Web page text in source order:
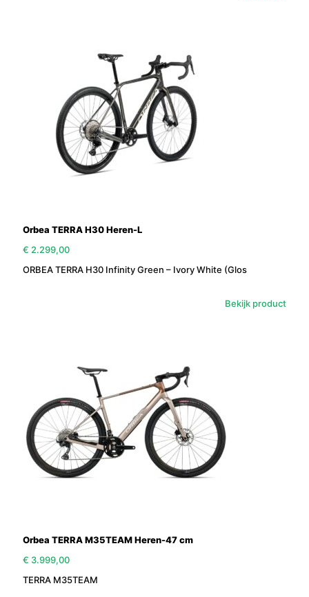
Orbea TERRA H30 Heren-L
€ 2.299,00
ORBEA TERRA H30 Infinity Green – Ivory White (Glos
Bekijk product
Orbea TERRA M35TEAM Heren-47 cm
€ 3.999,00
TERRA M35TEAM